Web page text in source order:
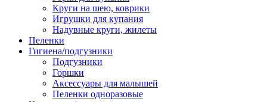
Круги на шею, коврики
Игрушки для купания
Надувные круги, жилеты
Пеленки
Гигиена/подгузники
Подгузники
Горшки
Аксессуары для малышей
Пеленки одноразовые